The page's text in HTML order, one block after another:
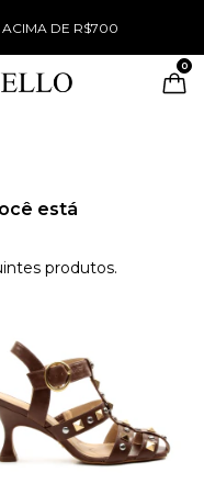
ACIMA DE R$700
0
está
produtos.